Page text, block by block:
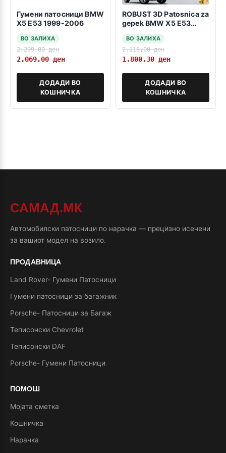
Гумени патосници BMW
X5 E53 1999-2006
ВО ЗАЛИХА
2.299,00ден
2.069,00 ден
ДОДАДИ ВО
КОШНИЧКА
ROBUST 3D Patosnica za
gepek BMW X5 E53
ВО ЗАЛИХА
2.118,00ден
1.800,30 ден
ДОДАДИ ВО
КОШНИЧКА
САМАД.МК
Автомобилски патосници по нарачка — прецизно исечени
за вашиот модел на возило.
ПРОДАВНИЦА
Land Rover- Гумени Патосници
Гумени патосници за багажник
Porsche- Патосници за Багаж
Теписонски Chevrolet
Теписонски DAF
Porsche- Гумени Патосници
ПОМОШ
Мојата сметка
Кошничка
Нарачка